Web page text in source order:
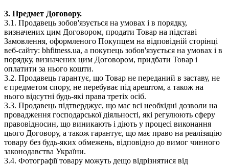
3. Предмет Договору.
3.1. Продавець зобов'язується на умовах і в порядку,
визначених цим Договором, продати Товар на підставі
Замовлення, оформленого Покупцем на відповідній сторінці
веб-сайту: bhfitness.ua, а покупець зобов'язується на умовах і в
порядку, визначених цим Договором, придбати Товар і
оплатити за нього кошти.
3.2. Продавець гарантує, що Товар не переданий в заставу, не
є предметом спору, не перебуває під арештом, а також на
нього відсутні будь-які права третіх осіб.
3.3. Продавець підтверджує, що має всі необхідні дозволи на
провадження господарської діяльності, які регулюють сферу
правовідносин, що виникають і діють у процесі виконання
цього Договору, а також гарантує, що має право на реалізацію
товару без будь-яких обмежень, відповідно до вимог чинного
законодавства України.
3.4. Фотографії товару можуть дещо відрізнятися від